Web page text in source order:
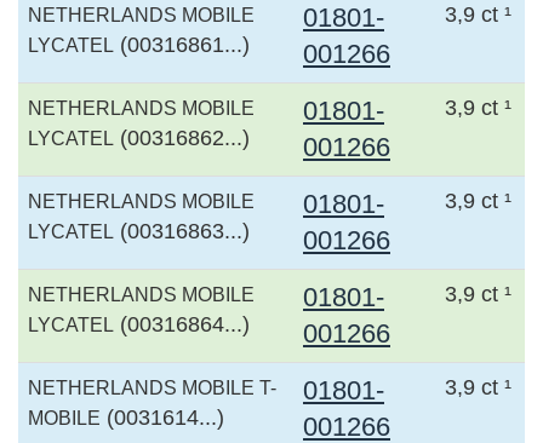
NETHERLANDS MOBILE
LYCATEL (00316861...)
01801-
001266
3,9 ct ¹
NETHERLANDS MOBILE
LYCATEL (00316862...)
01801-
001266
3,9 ct ¹
NETHERLANDS MOBILE
LYCATEL (00316863...)
01801-
001266
3,9 ct ¹
NETHERLANDS MOBILE
LYCATEL (00316864...)
01801-
001266
3,9 ct ¹
NETHERLANDS MOBILE T-
MOBILE (0031614...)
01801-
001266
3,9 ct ¹